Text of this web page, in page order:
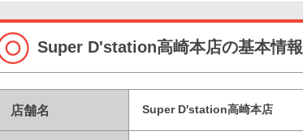
Super D'station高崎本店の基本情報
店舗名 Super D'station高崎本店